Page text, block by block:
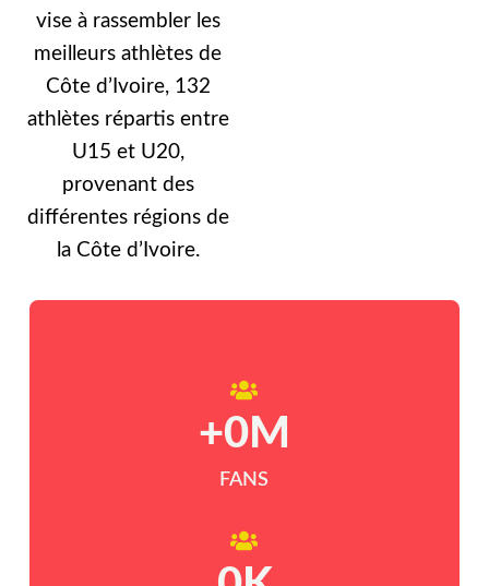
vise à rassembler les
meilleurs athlètes de
Côte d’Ivoire, 132
athlètes répartis entre
U15 et U20,
provenant des
différentes régions de
la Côte d’Ivoire.
FANS
+0 M